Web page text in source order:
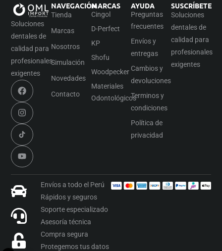
Soluciones
dentales de
calidad para
profesionales
exigentes
NAVEGACIÓN
Tienda
Marcas
Nosotros
Simulación
Novedades
Contacto
MARCAS
Cingol
D-Perfect
KP
Shofu
Woodpecker
Materiales
Odontológicos
AYUDA
Preguntas
frecuentes
Envíos y
entregas
Cambios y
devoluciones
Terminos y
condiciones
Política de
privacidad
SUSCRÍBETE
Soluciones
dentales de
calidad para
profesionales
exigentes
Envíos a todo el Perú
Rápidos y seguros
Soporte especializado
Asesoría técnica
Compra segura
Protegemos tus datos